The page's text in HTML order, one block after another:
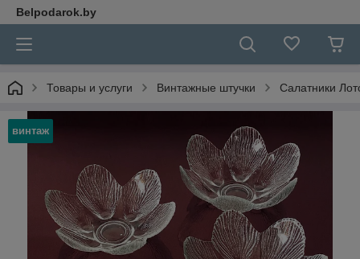
Belpodarok.by
Товары и услуги Винтажные штучки Салатники
винтаж